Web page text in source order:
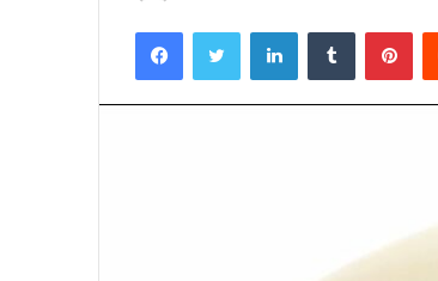
email
FacebookTwitter LinkedInTumblr